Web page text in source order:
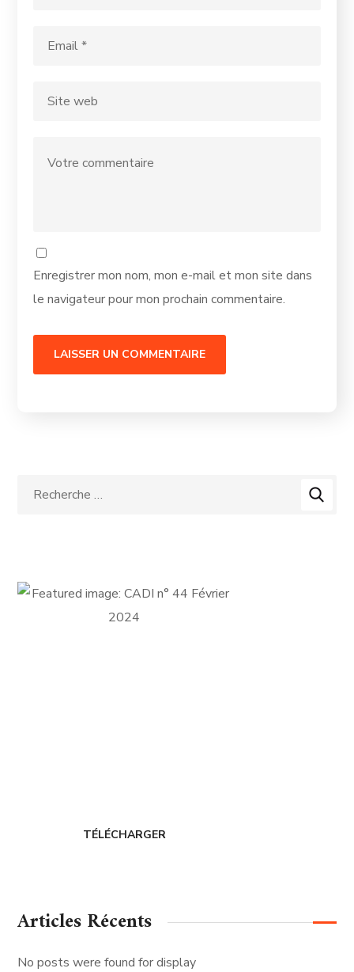
Enregistrer mon nom, mon e-mail et mon site dans
le navigateur pour mon prochain commentaire.
TÉLÉCHARGER
Articles Récents
No posts were found for display